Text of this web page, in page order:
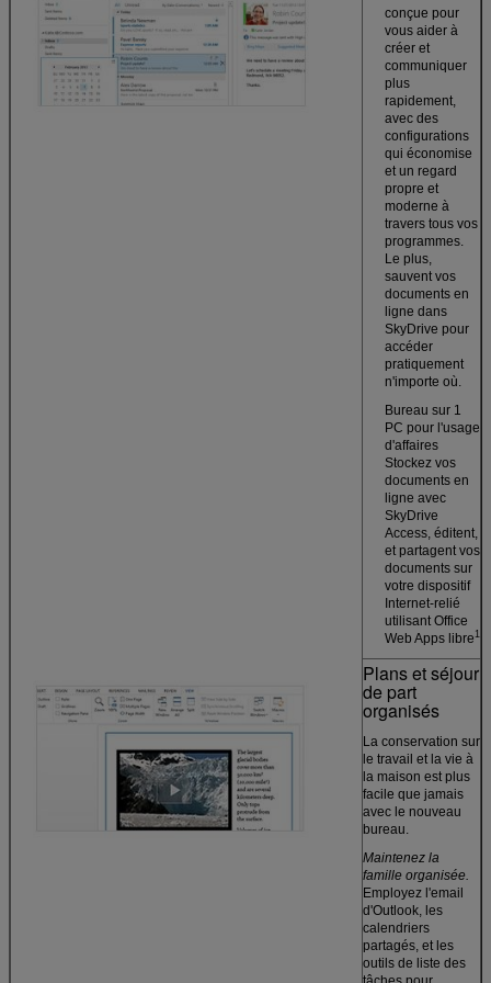
conçue pour
vous aider à
créer et
communiquer
plus
rapidement,
avec des
configurations
qui économise
et un regard
propre et
moderne à
travers tous vos
programmes.
Le plus,
sauvent vos
documents en
ligne dans
SkyDrive pour
accéder
pratiquement
n'importe où.
Bureau sur 1
PC pour l'usage
d'affaires
Stockez vos
documents en
ligne avec
SkyDrive
Access, éditent,
et partagent vos
documents sur
votre dispositif
Internet-relié
utilisant Office
Web Apps libre1
Plans et séjour
de part
organisés
La conservation sur
le travail et la vie à
la maison est plus
facile que jamais
avec le nouveau
bureau.
Maintenez la
famille organisée.
Employez l'email
d'Outlook, les
calendriers
partagés, et les
outils de liste des